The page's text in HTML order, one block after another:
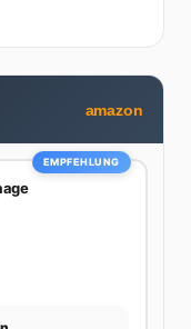
Tratsch
die besten
findet man
Alpen, am Grill
nach dem
einmal richtig
amazon
EMPFEHLUNG